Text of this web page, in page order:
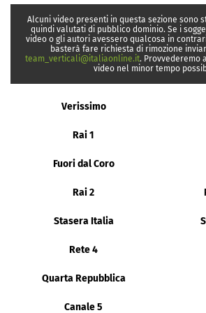
Alcuni video presenti in questa sezione sono
quindi valutati di pubblico dominio. Se i
video o gli autori avessero qualcosa in
basterà fare richiesta di rimozione
team_verticali@italiaonline.it. Provvederemo
video nel minor tempo
Verissimo
Rai 1
Fuori dal Coro
Rai 2
Stasera Italia
Rete 4
Quarta Repubblica
Canale 5